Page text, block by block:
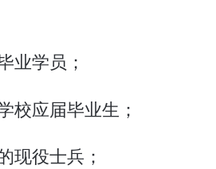
业学员；
校应届毕业生；
现役士兵；